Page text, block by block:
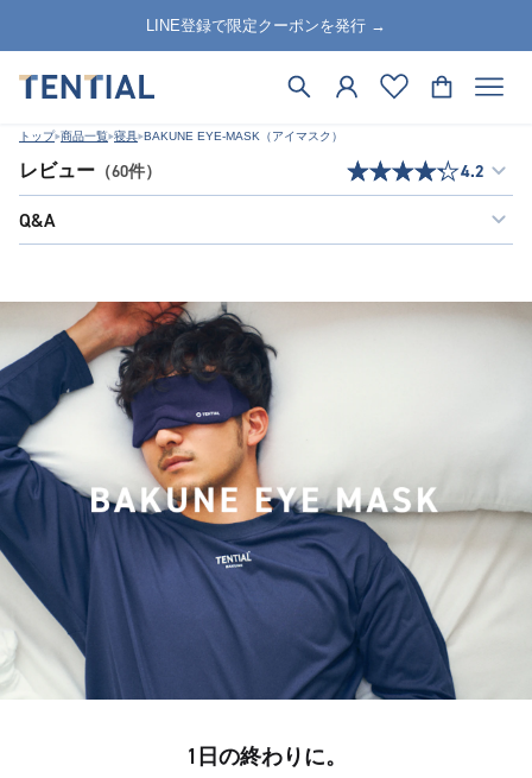
LINE登録で限定クーポンを発行 →
トップ 商品一覧 寝具 BAKUNE EYE-MASK（アイマスク）
レビュー （60件） 4.2
Q&A
1日の終わりに。